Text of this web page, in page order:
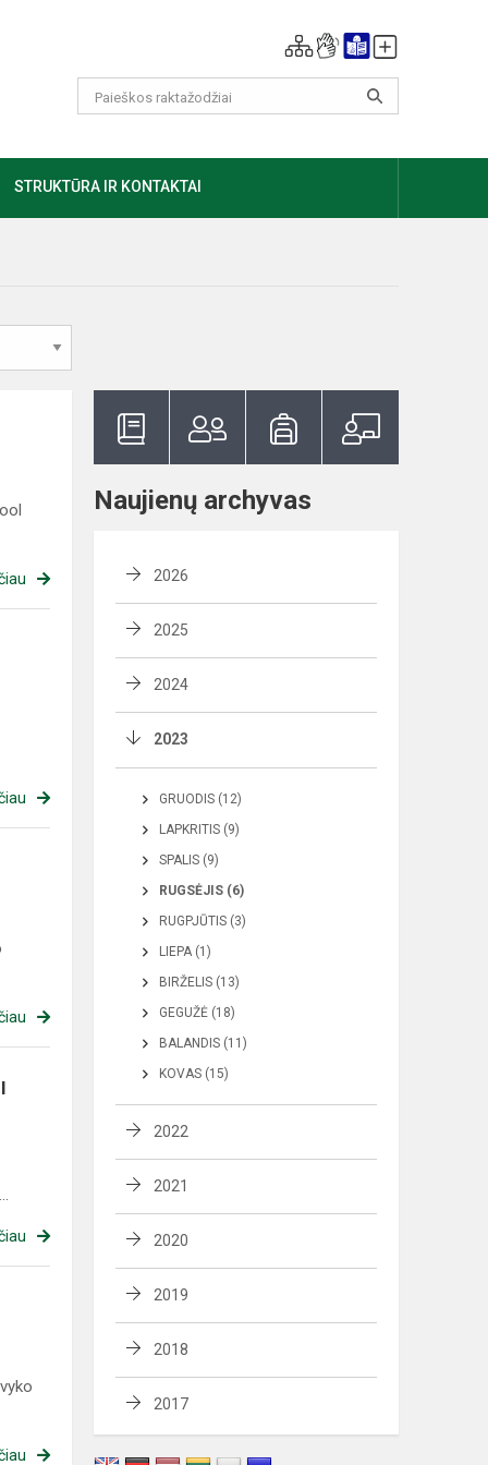
STRUKTŪRA IR KONTAKTAI
Naujienų archyvas
2026
2025
2024
2023
GRUODIS (12)
LAPKRITIS (9)
SPALIS (9)
RUGSĖJIS (6)
RUGPJŪTIS (3)
LIEPA (1)
BIRŽELIS (13)
GEGUŽĖ (18)
BALANDIS (11)
KOVAS (15)
2022
2021
2020
2019
2018
2017